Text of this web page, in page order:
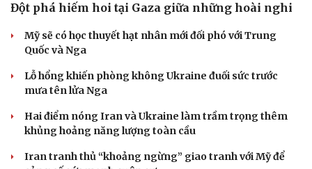
Du lịch
Tư vấn
check-in
Podcast
Cửa sổ tình yêu
Đột phá hiếm hoi tại Gaza giữa những hoài nghi
Mỹ sẽ có học thuyết hạt nhân mới đối phó với Trung
Quốc và Nga
Lỗ hổng khiến phòng không Ukraine đuối sức trước
mưa tên lửa Nga
Hai điểm nóng Iran và Ukraine làm trầm trọng thêm
khủng hoảng năng lượng toàn cầu
Iran tranh thủ “khoảng ngừng” giao tranh với Mỹ để